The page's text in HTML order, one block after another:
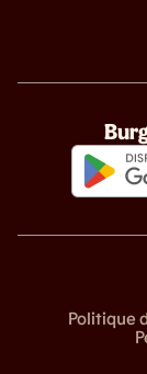
Politique